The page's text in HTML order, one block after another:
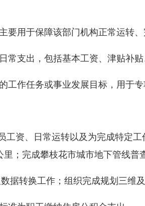
用于保障该部门机构正常运转、
支出，包括基本工资、津贴补贴
作任务或事业发展目标，用于专
资、日常运转以及为完成特定工
；完成攀枝花市城市地下管线普
转换工作；组织完成规划三维及